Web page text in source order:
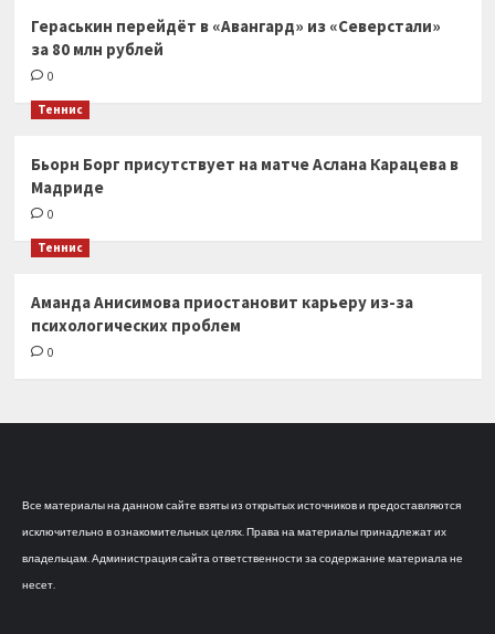
Гераськин перейдёт в «Авангард» из «Северстали»
за 80 млн рублей
0
Теннис
Бьорн Борг присутствует на матче Аслана Карацева в
Мадриде
0
Теннис
Аманда Анисимова приостановит карьеру из-за
психологических проблем
0
Все материалы на данном сайте взяты из открытых источников и предоставляются
исключительно в ознакомительных целях. Права на материалы принадлежат их
владельцам. Администрация сайта ответственности за содержание материала не
несет.